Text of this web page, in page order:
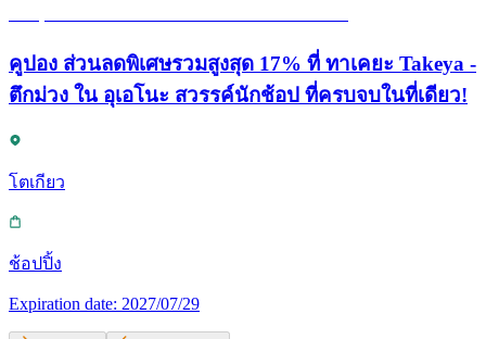
คูปอง ส่วนลดพิเศษรวมสูงสุด 17% ที่ ทาเคยะ Takeya -
ตึกม่วง ใน อุเอโนะ สวรรค์นักช้อป ที่ครบจบในที่เดียว!
โตเกียว
ช้อปปิ้ง
Expiration date: 2027/07/29